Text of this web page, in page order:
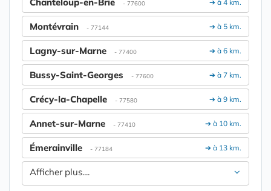
➔ à 4 km.
- 77600
➔ à 5 km.
Montévrain - 77144
➔ à 6 km.
Lagny-sur-Marne - 77400
➔ à 7 km.
Bussy-Saint-Georges - 77600
➔ à 9 km.
Crécy-la-Chapelle - 77580
➔ à 10 km.
Annet-sur-Marne - 77410
➔ à 13 km.
Émerainville - 77184
Afficher plus....